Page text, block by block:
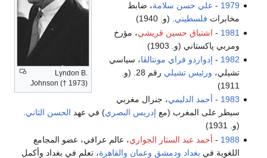
Lyndon B.
Johnson († 1973)
1979
- علي حسن سلامة، ضابط
مخابرات فلسطيني. (و. 1940)
1981
- اشتياق حسين قريشي، مؤرخ
ومربي پاكستاني (و. 1903)
1982
- إدواردو فراي مونتالڤا، سياسي
تشيلي، ورئيس تشيلي
رقم 28. (و.
1911)
1983
- أحمد الدليمي، جنرال مغربي
سيطر على المغرب (مع إدريس البصري) في عهد الحسن الثاني.
(و. 1931)
1988
- أحمد عبد الستار الجواري، عالم عراقي، عضو المجامع
اللغوية في بغداد ودمشق وعمان والقاهرة، تعلم في بغداد وأكمل